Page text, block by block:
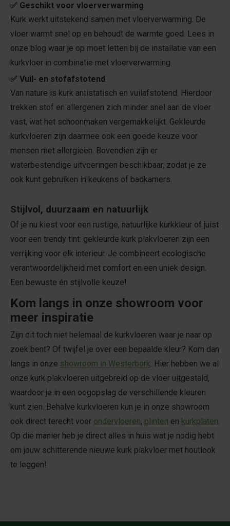
✅ Geschikt voor vloerverwarming
Kurk werkt uitstekend samen met vloerverwarming. De
vloer warmt snel op en behoudt de warmte goed. Lees in
onze blog waar je op moet letten bij de installatie van een
kurkvloer in combinatie met vloerverwarming.
✅ Vuil- en stofafstotend
Van nature is kurk antistatisch en vuilafstotend. Hierdoor
trekken stof en allergenen zich minder snel aan de vloer
vast, wat het schoonmaken vergemakkelijkt. Gekleurde
kurkvloeren zijn daarmee ook een goede keuze voor
mensen met allergieën. Bovendien zijn er
waterbestendige uitvoeringen beschikbaar, zodat je ze
ook kunt gebruiken in keukens of badkamers.
Stijlvol, duurzaam en natuurlijk
Of je nu kiest voor een rustige, natuurlijke kurkkleur of juist
voor een trendy tint: gekleurde kurk plakvloeren zijn een
verrijking voor elk interieur. Je combineert ecologische
verantwoordelijkheid met comfort en een uniek design.
Een bewuste én stijlvolle keuze!
Kom langs in onze showroom voor
meer inspiratie
Zijn dit toch niet helemaal de kurkvloeren waar je naar op
zoek bent? Of twijfel je over een bepaalde kleur? Kom dan
langs in onze showroom in Westerbork . Hier hebben we al
onze kurk plakvloeren uitgebreid op de vloer uitgestald,
waardoor je in een oogopslag de verschillende kleuren
kunt zien. Behalve kurkvloeren kun je in onze showroom
ook direct terecht voor ondervloeren, plinten en kurkplaten
Op die manier heb je direct alles in huis wat je nodig hebt
om jouw schitterende nieuwe kurk plakvloer met houtlook
te leggen!